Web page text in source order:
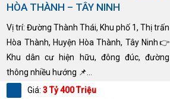
HÒA THÀNH – TÂY NINH
Vị trí: Đường Thành Thái, Khu phố 1, Thị trấn
Hòa Thành, Huyện Hòa Thành, Tây Ninh👉
Khu dân cư hiện hữu, đông đúc, đường
thông nhiều hướng 📌...
Giá: 3 Tỷ 400 Triệu